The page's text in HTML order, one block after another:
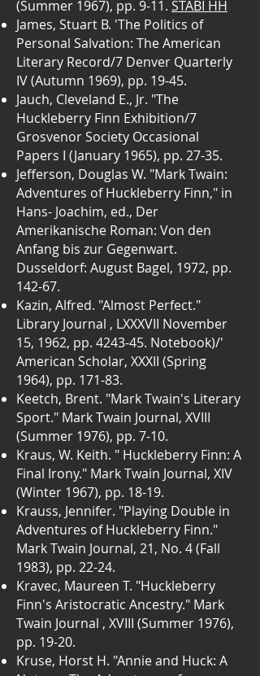
(Summer 1967), pp. 9-11. STABI HH
James, Stuart B. 'The Politics of
Personal Salvation: The American
Literary Record/7 Denver Quarterly
IV (Autumn 1969), pp. 19-45.
Jauch, Cleveland E., Jr. "The
Huckleberry Finn Exhibition/7
Grosvenor Society Occasional
Papers I (January 1965), pp. 27-35.
Jefferson, Douglas W. "Mark Twain:
Adventures of Huckleberry Finn," in
Hans- Joachim, ed., Der
Amerikanische Roman: Von den
Anfang bis zur Gegenwart.
Dusseldorf: August Bagel, 1972, pp.
142-67.
Kazin, Alfred. "Almost Perfect."
Library Journal , LXXXVII November
15, 1962, pp. 4243-45. Notebook)/'
American Scholar, XXXII (Spring
1964), pp. 171-83.
Keetch, Brent. "Mark Twain's Literary
Sport." Mark Twain Journal, XVIII
(Summer 1976), pp. 7-10.
Kraus, W. Keith. " Huckleberry Finn: A
Final Irony." Mark Twain Journal, XIV
(Winter 1967), pp. 18-19.
Krauss, Jennifer. "Playing Double in
Adventures of Huckleberry Finn."
Mark Twain Journal, 21, No. 4 (Fall
1983), pp. 22-24.
Kravec, Maureen T. "Huckleberry
Finn's Aristocratic Ancestry." Mark
Twain Journal , XVIII (Summer 1976),
pp. 19-20.
Kruse, Horst H. "Annie and Huck: A